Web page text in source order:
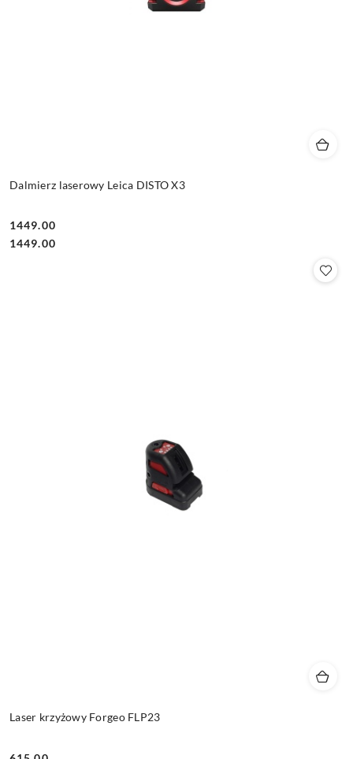
Dalmierz laserowy Leica DISTO X3
Cena:
1449.00
Cena:
1449.00
Laser krzyżowy Forgeo FLP23